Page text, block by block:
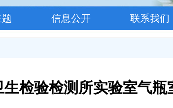
信息公开 联系我们
检验检测所实验室气瓶